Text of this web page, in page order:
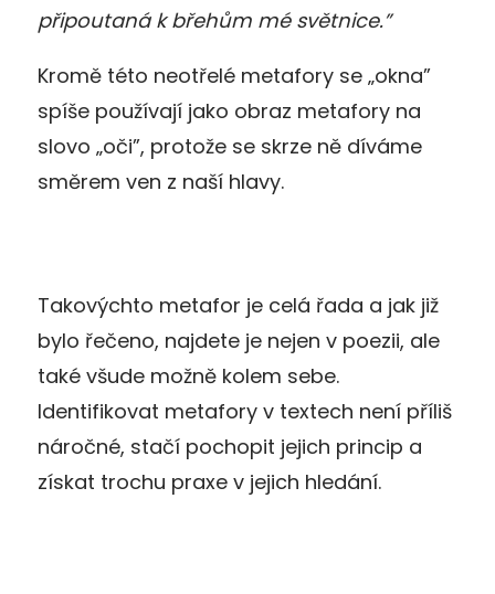
připoutaná k břehům mé světnice.”
Kromě této neotřelé metafory se „okna”
spíše používají jako obraz metafory na
slovo „oči”, protože se skrze ně díváme
směrem ven z naší hlavy.
Takovýchto metafor je celá řada a jak již
bylo řečeno, najdete je nejen v poezii, ale
také všude možně kolem sebe.
Identifikovat metafory v textech není příliš
náročné, stačí pochopit jejich princip a
získat trochu praxe v jejich hledání.